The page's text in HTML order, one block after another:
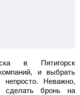
в Пятигорск
и выбрать
Неважно,
бронь на